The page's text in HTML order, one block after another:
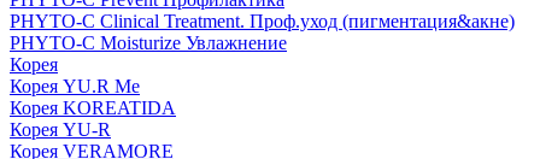
PHYTO-C Clinical Treatment. Проф.уход (пигментация&акне)
PHYTO-C Moisturize Увлажнение
Корея
Корея YU.R Me
Корея KOREATIDA
Корея YU-R
Корея VERAMORE